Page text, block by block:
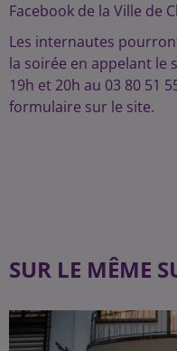
Facebook de la Ville de
Les internautes
la soirée en appelant le
19h et 20h au 03 80 51
formulaire sur le site.
SUR LE MÊME